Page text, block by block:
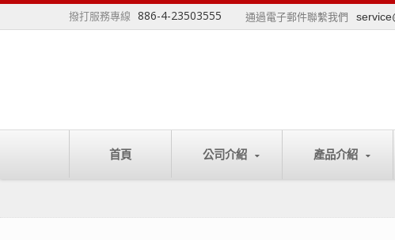
撥打服務專線 886-4-23503555 通過電子郵件聯繫我們
首頁 公司介紹 產品介紹